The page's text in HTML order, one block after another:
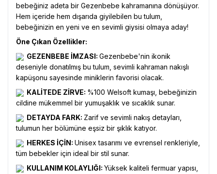
bebeğiniz adeta bir Gezenbebe kahramanına dönüşüyor.
Hem içeride hem dışarıda giyilebilen bu tulum,
bebeğinizin en yeni ve en sevimli giysisi olmaya aday!
Öne Çıkan Özellikler:
GEZENBEBE İMZASI: Gezenbebe'nin ikonik
deseniyle donatılmış bu tulum, sevimli kahraman nakışlı
kapüşonu sayesinde miniklerin favorisi olacak.
KALİTEDE ZİRVE: %100 Welsoft kumaşı, bebeğinizin
cildine mükemmel bir yumuşaklık ve sıcaklık sunar.
DETAYDA FARK: Zarif ve sevimli nakış detayları,
tulumun her bölümüne eşsiz bir şıklık katıyor.
HERKES İÇİN: Unisex tasarımı ve evrensel renkleriyle,
tüm bebekler için ideal bir stil sunar.
KULLANIM KOLAYLIĞI: Yüksek kaliteli fermuar yapısı,